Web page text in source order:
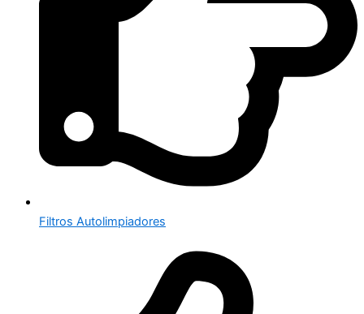
Filtros Autolimpiadores